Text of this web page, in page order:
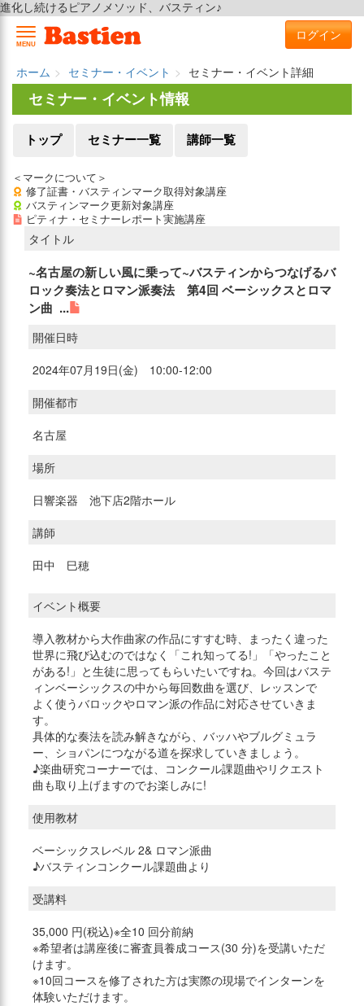
進化し続けるピアノメソッド、バスティン♪
MENU
ログイン
ホーム セミナー・イベント
セミナー・イベント詳細
セミナー・イベント情報
トップ セミナー一覧 講師一覧
＜マークについて＞
修了証書・バスティンマーク取得対象講座
バスティンマーク更新対象講座
ピティナ・セミナーレポート実施講座
タイトル
~名古屋の新しい風に乗って~バスティンからつなげるバ
ロック奏法とロマン派奏法 第4回 ベーシックスとロマ
ン曲 ...
開催日時
2024年07月19日(金) 10:00-12:00
開催都市
名古屋
場所
日響楽器 池下店2階ホール
講師
田中 巳穂
イベント概要
導入教材から大作曲家の作品にすすむ時、まったく違った
世界に飛び込むのではなく「これ知ってる!」「やったこと
がある!」と生徒に思ってもらいたいですね。今回はバステ
ィンベーシックスの中から毎回数曲を選び、レッスンで
よく使うバロックやロマン派の作品に対応させていきま
す。
具体的な奏法を読み解きながら、バッハやブルグミュラ
ー、ショパンにつながる道を探求していきましょう。
♪楽曲研究コーナーでは、コンクール課題曲やリクエスト
曲も取り上げますのでお楽しみに!
使用教材
ベーシックスレベル 2& ロマン派曲
♪バスティンコンクール課題曲より
受講料
35,000 円(税込)※全10 回分前納
※希望者は講座後に審査員養成コース(30 分)を受講いただ
けます。
※10回コースを修了された方は実際の現場でインターンを
体験いただけます。